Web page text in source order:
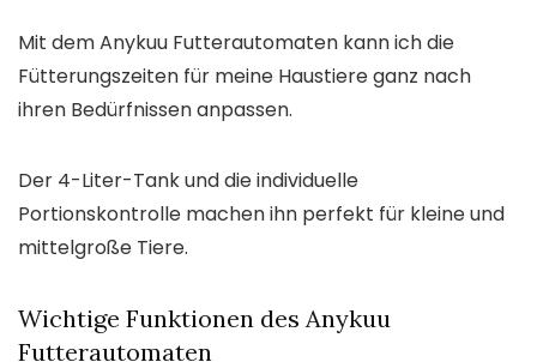
Mit dem Anykuu Futterautomaten kann ich die
Fütterungszeiten für meine Haustiere ganz nach
ihren Bedürfnissen anpassen.
Der 4-Liter-Tank und die individuelle
Portionskontrolle machen ihn perfekt für kleine und
mittelgroße Tiere.
Wichtige Funktionen des Anykuu
Futterautomaten